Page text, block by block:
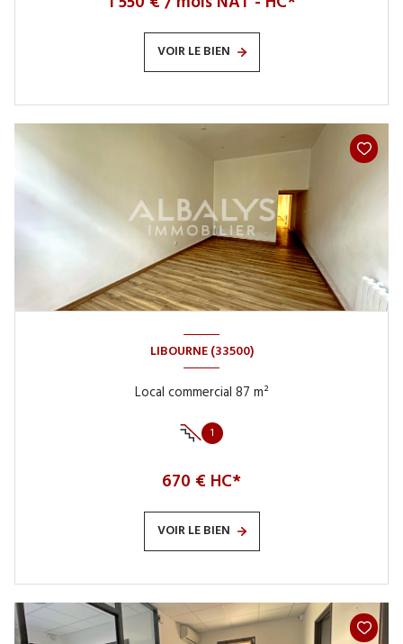
VOIR LE BIEN
LIBOURNE (33500)
Local commercial 87 m²
1
670 € HC*
VOIR LE BIEN